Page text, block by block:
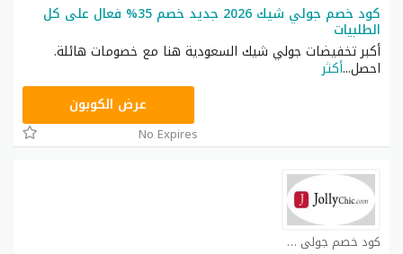
كود خصم جولي شيك 2026 جديد خصم 35% فعال على كل
الطلبيات
أكبر تخفيضات جولي شيك السعودية هنا مع خصومات هائلة.
احصل...أكثر
عرض الكوبون
No Expires
كود خصم جولي شيك كوبون